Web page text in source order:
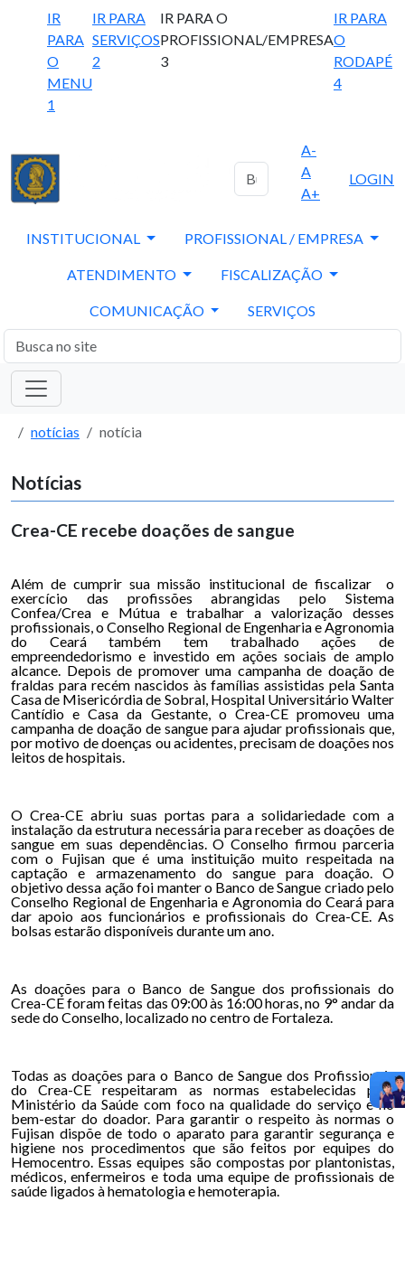
IR
PARA
O
MENU
1
IR PARA
SERVIÇOS
2
IR PARA O
PROFISSIONAL/EMPRESA
3
IR PARA
O
RODAPÉ
4
A-
A
A+
LOGIN
INSTITUCIONAL PROFISSIONAL / EMPRESA
ATENDIMENTO FISCALIZAÇÃO
COMUNICAÇÃO SERVIÇOS
notícias notícia
Notícias
Crea-CE recebe doações de sangue
Além de cumprir sua missão institucional de fiscalizar o
exercício das profissões abrangidas pelo Sistema
Confea/Crea e Mútua e trabalhar a valorização desses
profissionais, o Conselho Regional de Engenharia e Agronomia
do Ceará também tem trabalhado ações de
empreendedorismo e investido em ações sociais de amplo
alcance. Depois de promover uma campanha de doação de
fraldas para recém nascidos às famílias assistidas pela Santa
Casa de Misericórdia de Sobral, Hospital Universitário Walter
Cantídio e Casa da Gestante, o Crea-CE promoveu uma
campanha de doação de sangue para ajudar profissionais que,
por motivo de doenças ou acidentes, precisam de doações nos
leitos de hospitais.
O Crea-CE abriu suas portas para a solidariedade com a
instalação da estrutura necessária para receber as doações de
sangue em suas dependências. O Conselho firmou parceria
com o Fujisan que é uma instituição muito respeitada na
captação e armazenamento do sangue para doação. O
objetivo dessa ação foi manter o Banco de Sangue criado pelo
Conselho Regional de Engenharia e Agronomia do Ceará para
dar apoio aos funcionários e profissionais do Crea-CE. As
bolsas estarão disponíveis durante um ano.
As doações para o Banco de Sangue dos profissionais do
Crea-CE foram feitas das 09:00 às 16:00 horas, no 9° andar da
sede do Conselho, localizado no centro de Fortaleza.
Todas as doações para o Banco de Sangue dos Profissionais
do Crea-CE respeitaram as normas estabelecidas pelo
Ministério da Saúde com foco na qualidade do serviço e no
bem-estar do doador. Para garantir o respeito às normas o
Fujisan dispõe de todo o aparato para garantir segurança e
higiene nos procedimentos que são feitos por equipes do
Hemocentro. Essas equipes são compostas por plantonistas,
médicos, enfermeiros e toda uma equipe de profissionais de
saúde ligados à hematologia e hemoterapia.